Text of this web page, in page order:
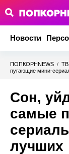
Новости
ПОПКОРНNEWS / ТВ
пугающие мини-
Сон,
самые
лучших